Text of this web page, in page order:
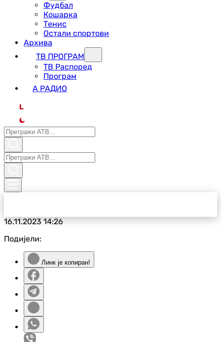
Фудбал
Кошарка
Тенис
Остали спортови
Архива
ТВ ПРОГРАМ
ТВ Распоред
Програм
А РАДИО
L
16.11.202314:26
Подијели:
Линк је копиран!